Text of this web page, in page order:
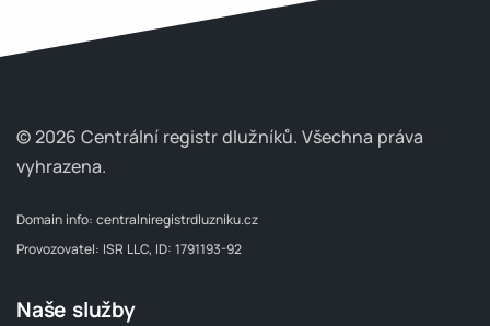
© 2026 Centrální registr dlužníků. Všechna práva
vyhrazena.
Domain info: centralniregistrdluzniku.cz
Provozovatel: ISR LLC, ID: 1791193-92
Naše služby